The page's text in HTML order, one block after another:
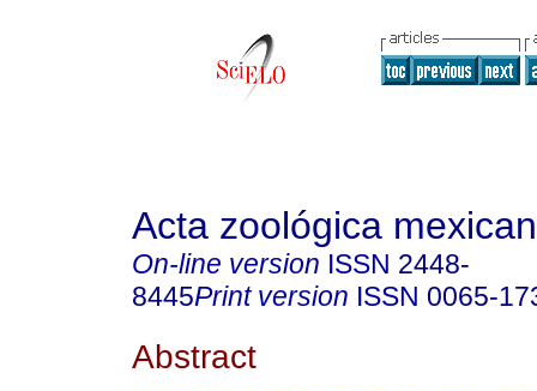
Acta zoológica
On-line version ISSN 2448-
8445Print version ISSN 0065-
Abstract